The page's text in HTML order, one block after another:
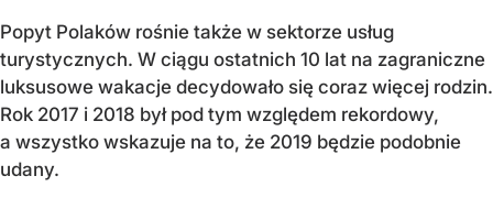
Popyt Polaków rośnie także w sektorze usług
turystycznych. W ciągu ostatnich 10 lat na zagraniczne
luksusowe wakacje decydowało się coraz więcej rodzin.
Rok 2017 i 2018 był pod tym względem rekordowy,
a wszystko wskazuje na to, że 2019 będzie podobnie
udany.